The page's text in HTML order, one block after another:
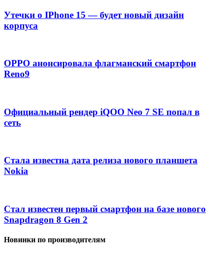
Утечки о IPhone 15 — будет новый дизайн
корпуса
OPPO анонсировала флагманский смартфон
Reno9
Официальный рендер iQOO Neo 7 SE попал в
сеть
Стала известна дата релиза нового планшета
Nokia
Стал известен первый смартфон на базе нового
Snapdragon 8 Gen 2
Новинки по производителям